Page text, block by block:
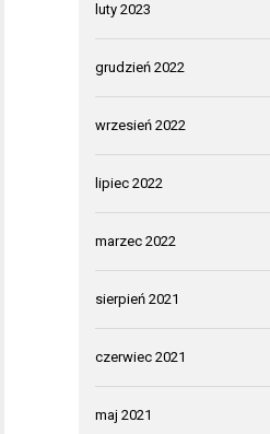
luty 2023
grudzień 2022
wrzesień 2022
lipiec 2022
marzec 2022
sierpień 2021
czerwiec 2021
maj 2021